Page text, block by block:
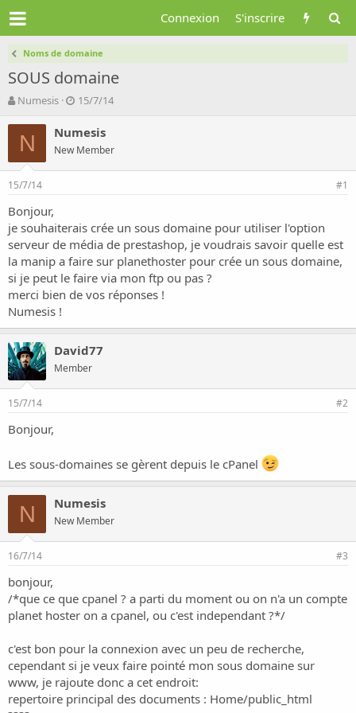
Connexion S'inscrire
Noms de domaine
SOUS domaine
A
t
e
r
d
l
a
d
s
c
u
s
s
i
o
n
Numesis
D
t
d
e
u
t
15/7/14
N Numesis
New Member
15/7/14 #1
Bonjour,
je souhaiterais crée un sous domaine pour utiliser l'option
serveur de média de prestashop, je voudrais savoir quelle est
la manip a faire sur planethoster pour crée un sous domaine,
si je peut le faire via mon ftp ou pas ?
merci bien de vos réponses !
Numesis !
David77
Member
15/7/14 #2
Bonjour,
Les sous-domaines se gèrent depuis le cPanel
N Numesis
New Member
16/7/14 #3
bonjour,
/*que ce que cpanel ? a parti du moment ou on n'a un compte
planet hoster on a cpanel, ou c'est independant ?*/
c'est bon pour la connexion avec un peu de recherche,
cependant si je veux faire pointé mon sous domaine sur
www, je rajoute donc a cet endroit:
repertoire principal des documents : Home/public_html